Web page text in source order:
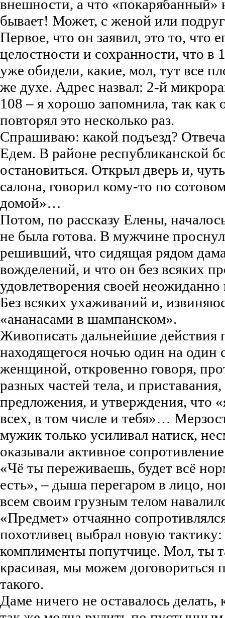
внешности, а что «покарябанный»
бывает! Может, с женой или
Первое, что он заявил, это то, что
целостности и сохранности, что в
уже обидели, какие, мол, тут все
же духе. Адрес назвал: 2-й
108 – я хорошо запомнила, так как
повторял это несколько раз.
Спрашиваю: какой подъезд?
Едем. В районе республиканской
остановиться. Открыл дверь и,
салона, говорил кому-то по
домой»…
Потом, по рассказу Елены,
не была готова. В мужчине
решивший, что сидящая рядом
вожделений, и что он без всяких
удовлетворения своей
Без всяких ухаживаний и,
«ананасами в шампанском».
Живописать дальнейшие действия
находящегося ночью один на один
женщиной, откровенно говоря,
разных частей тела, и
предложения, и утверждения, что
всех, в том числе и тебя»…
мужик только усиливал натиск,
оказывали активное
«Чё ты переживаешь, будет всё
есть», – дыша перегаром в лицо,
всем своим грузным телом
«Предмет» отчаянно
похотливец выбрал новую тактику:
комплименты попутчице. Мол, ты
красивая, мы можем договориться
такого.
Даме ничего не оставалось делать,